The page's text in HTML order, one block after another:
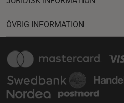
ÖVRIG INFORMATION